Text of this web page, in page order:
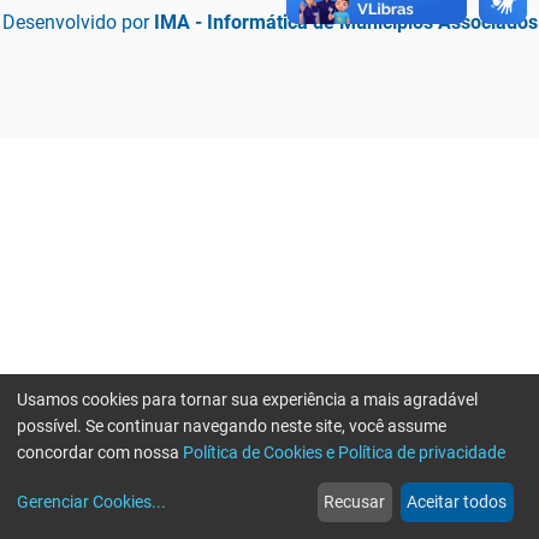
Desenvolvido por IMA - Informática de Municípios Associados
web
Notícias
more_horiz
Mais
Usamos cookies para tornar sua experiência a mais agradável
possível. Se continuar navegando neste site, você assume
concordar com nossa Política de Cookies e Política de privacidade
Gerenciar Cookies... Recusar Aceitar todos
Erro ao enviar informações, por favor tente novamente